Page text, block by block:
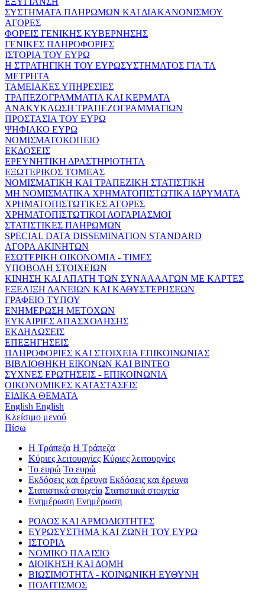
ΣΥΣΤΗΜΑΤΑ ΠΛΗΡΩΜΩΝ ΚΑΙ ΔΙΑΚΑΝΟΝΙΣΜΟΥ
ΑΓΟΡΕΣ
ΦΟΡΕΙΣ ΓΕΝΙΚΗΣ ΚΥΒΕΡΝΗΣΗΣ
ΓΕΝΙΚΕΣ ΠΛΗΡΟΦΟΡΙΕΣ
ΙΣΤΟΡΙΑ ΤΟΥ ΕΥΡΩ
Η ΣΤΡΑΤΗΓΙΚΗ ΤΟΥ ΕΥΡΩΣΥΣΤΗΜΑΤΟΣ ΓΙΑ ΤΑ
ΜΕΤΡΗΤΑ
ΤΑΜΕΙΑΚΕΣ ΥΠΗΡΕΣΙΕΣ
ΤΡΑΠΕΖΟΓΡΑΜΜΑΤΙΑ ΚΑΙ ΚΕΡΜΑΤΑ
ΑΝΑΚΥΚΛΩΣΗ ΤΡΑΠΕΖΟΓΡΑΜΜΑΤΙΩΝ
ΠΡΟΣΤΑΣΙΑ ΤΟΥ ΕΥΡΩ
ΨΗΦΙΑΚΟ ΕΥΡΩ
ΝΟΜΙΣΜΑΤΟΚΟΠΕΙΟ
ΕΚΔΟΣΕΙΣ
ΕΡΕΥΝΗΤΙΚΗ ΔΡΑΣΤΗΡΙΟΤΗΤΑ
ΕΞΩΤΕΡΙΚΟΣ ΤΟΜΕΑΣ
ΝΟΜΙΣΜΑΤΙΚΗ ΚΑΙ ΤΡΑΠΕΖΙΚΗ ΣΤΑΤΙΣΤΙΚΗ
ΜΗ ΝΟΜΙΣΜΑΤΙΚΑ ΧΡΗΜΑΤΟΠΙΣΤΩΤΙΚΑ ΙΔΡΥΜΑΤΑ
ΧΡΗΜΑΤΟΠΙΣΤΩΤΙΚΕΣ ΑΓΟΡΕΣ
ΧΡΗΜΑΤΟΠΙΣΤΩΤΙΚΟΙ ΛΟΓΑΡΙΑΣΜΟΙ
ΣΤΑΤΙΣΤΙΚΕΣ ΠΛΗΡΩΜΩΝ
SPECIAL DATA DISSEMINATION STANDARD
ΑΓΟΡΑ ΑΚΙΝΗΤΩΝ
ΕΣΩΤΕΡΙΚΗ ΟΙΚΟΝΟΜΙΑ - ΤΙΜΕΣ
ΥΠΟΒΟΛΗ ΣΤΟΙΧΕΙΩΝ
ΚΙΝΗΣΗ ΚΑΙ ΑΠΑΤΗ ΤΩΝ ΣΥΝΑΛΛΑΓΩΝ ΜΕ ΚΑΡΤΕΣ
ΕΞΕΛΙΞΗ ΔΑΝΕΙΩΝ ΚΑΙ ΚΑΘΥΣΤΕΡΗΣΕΩΝ
ΓΡΑΦΕΙΟ ΤΥΠΟΥ
ΕΝΗΜΕΡΩΣΗ ΜΕΤΟΧΩΝ
ΕΥΚΑΙΡΙΕΣ ΑΠΑΣΧΟΛΗΣΗΣ
ΕΚΔΗΛΩΣΕΙΣ
ΕΠΕΞΗΓΗΣΕΙΣ
ΠΛΗΡΟΦΟΡΙΕΣ ΚΑΙ ΣΤΟΙΧΕΙΑ ΕΠΙΚΟΙΝΩΝΙΑΣ
ΒΙΒΛΙΟΘΗΚΗ ΕΙΚΟΝΩΝ ΚΑΙ ΒΙΝΤΕΟ
ΣΥΧΝΕΣ ΕΡΩΤΗΣΕΙΣ - ΕΠΙΚΟΙΝΩΝΙΑ
ΟΙΚΟΝΟΜΙΚΕΣ ΚΑΤΑΣΤΑΣΕΙΣ
ΕΙΔΙΚΑ ΘΕΜΑΤΑ
English English
Κλείσιμο μενού
Πίσω
Η Τράπεζα Η Τράπεζα
Κύριες λειτουργίες Κύριες λειτουργίες
Το ευρώ Το ευρώ
Εκδόσεις και έρευνα Εκδόσεις και έρευνα
Στατιστικά στοιχεία Στατιστικά στοιχεία
Ενημέρωση Ενημέρωση
ΡΟΛΟΣ ΚΑΙ ΑΡΜΟΔΙΟΤΗΤΕΣ
ΕΥΡΩΣΥΣΤΗΜΑ ΚΑΙ ΖΩΝΗ ΤΟΥ ΕΥΡΩ
ΙΣΤΟΡΙΑ
ΝΟΜΙΚΟ ΠΛΑΙΣΙΟ
ΔΙΟΙΚΗΣΗ ΚΑΙ ΔΟΜΗ
ΒΙΩΣΙΜΟΤΗΤΑ - ΚΟΙΝΩΝΙΚΗ ΕΥΘΥΝΗ
ΠΟΛΙΤΙΣΜΟΣ